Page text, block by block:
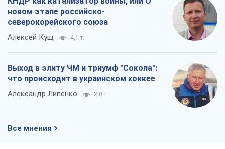
новом этапе российско-
северокорейского союза
Алексей Кущ 4,1 т.
Выход в элиту ЧМ и триумф "Сокола":
что происходит в украинском хоккее
Александр Липенко 2,0 т.
Все мнения